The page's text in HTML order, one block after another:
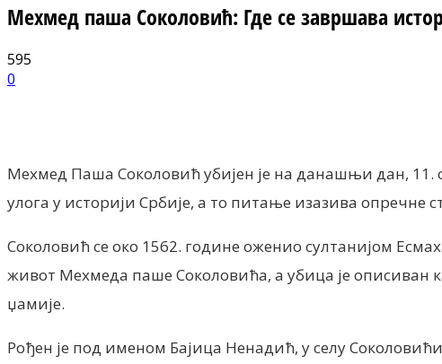
Мехмед паша Соколовић: Где се завршава
595
0
Мехмед Паша Соколовић убијен је на данашњи дан, 11.
улога у историји Србије, а то питање изазива опречне
Соколовић се око 1562. године оженио султанијом
живот Мехмеда паше Соколовића, а убица је описиван
џамије.
Рођен је под именом Бајица Ненадић, у селу